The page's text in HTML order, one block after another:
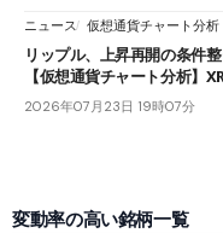
ニュース 仮想通貨チャート分析
リップル、上昇再開の条件
【仮想通貨チャート分析】
2026年07月23日 19時07分
変動率の高い銘柄一覧